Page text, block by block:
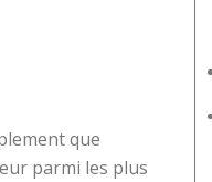
que
parmi les plus